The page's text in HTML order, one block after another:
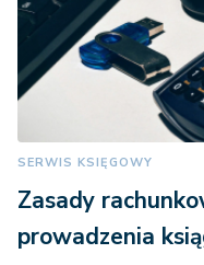
SERWIS KSIĘGOWY
Zasady
prowadzenia